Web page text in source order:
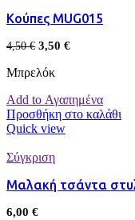
Κούπες MUG015
4,50€ 3,50 €
Μπρελόκ
Add to Αγαπημένα
Προσθήκη στο καλάθι
Quick view
Σύγκριση
Μαλακή τσάντα
6,00 €